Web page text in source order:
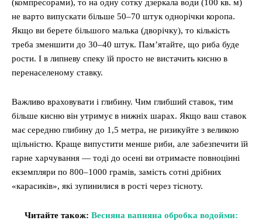
(компресорами), то на одну сотку дзеркала води (100 кв. м)
не варто випускати більше 50–70 штук однорічки коропа.
Якщо ви берете більшого малька (дворічку), то кількість
треба зменшити до 30–40 штук. Пам’ятайте, що риба буде
рости. І в липневу спеку їй просто не вистачить кисню в
перенаселеному ставку.
Важливо враховувати і глибину. Чим глибший ставок, тим
більше кисню він утримує в нижніх шарах. Якщо ваш ставок
має середню глибину до 1,5 метра, не ризикуйте з великою
щільністю. Краще випустити менше риби, але забезпечити їй
гарне харчування — тоді до осені ви отримаєте повноцінні
екземпляри по 800–1000 грамів, замість сотні дрібних
«карасиків», які зупинилися в рості через тісноту.
Читайте також: Весняна вапняна обробка водойми: